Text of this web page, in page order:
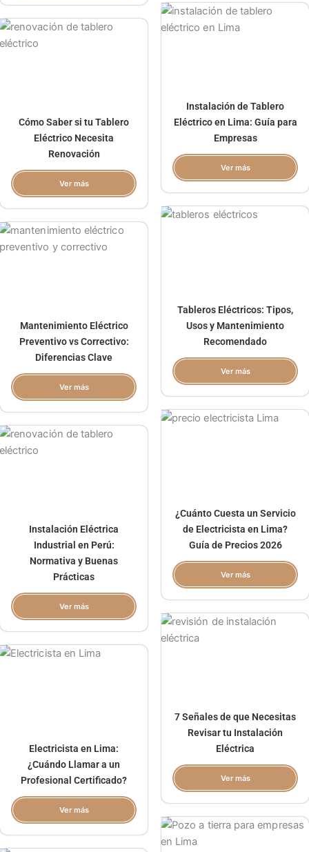
Instalación de Tablero
Eléctrico en Lima: Guía para
Empresas
Ver más
Cómo Saber si tu Tablero
Eléctrico Necesita
Renovación
Ver más
Tableros Eléctricos: Tipos,
Usos y Mantenimiento
Recomendado
Ver más
Mantenimiento Eléctrico
Preventivo vs Correctivo:
Diferencias Clave
Ver más
¿Cuánto Cuesta un Servicio
de Electricista en Lima?
Guía de Precios 2026
Ver más
Instalación Eléctrica
Industrial en Perú:
Normativa y Buenas
Prácticas
Ver más
7 Señales de que Necesitas
Revisar tu Instalación
Eléctrica
Ver más
Electricista en Lima:
¿Cuándo Llamar a un
Profesional Certificado?
Ver más